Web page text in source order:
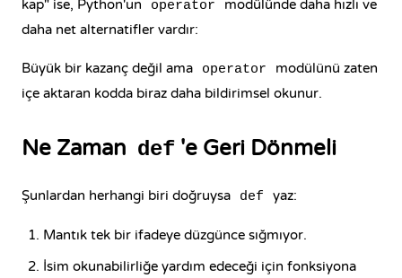
kap" ise, Python'un
operator
modülünde daha hızlı ve
daha net alternatifler vardır:
Büyük bir kazanç değil ama operator
modülünü zaten
içe aktaran kodda biraz daha bildirimsel okunur.
Ne Zaman def 'e Geri Dönmeli
Şunlardan herhangi biri doğruysa def yaz:
Mantık tek bir ifadeye düzgünce sığmıyor.
İsim okunabilirliğe yardım edeceği için fonksiyona